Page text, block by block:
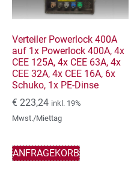
Verteiler Powerlock 400A
auf 1x Powerlock 400A, 4x
CEE 125A, 4x CEE 63A, 4x
CEE 32A, 4x CEE 16A, 6x
Schuko, 1x PE-Dinse
€ 223,24 inkl. 19%
Mwst./Miettag
ANFRAGEKORB